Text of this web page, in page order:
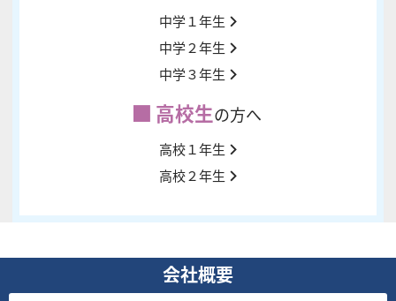
中学１年生
中学２年生
中学３年生
高校生の方へ
高校１年生
高校２年生
会社概要